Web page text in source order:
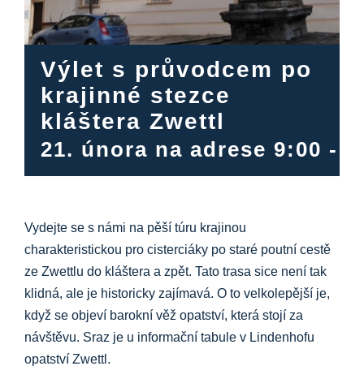
Výlet s průvodcem po
krajinné stezce
kláštera Zwettl
21. února na adrese 9:00 -
Vydejte se s námi na pěší túru krajinou
charakteristickou pro cisterciáky po staré poutní cestě
ze Zwettlu do kláštera a zpět. Tato trasa sice není tak
klidná, ale je historicky zajímavá. O to velkolepější je,
když se objeví barokní věž opatství, která stojí za
návštěvu. Sraz je u informační tabule v Lindenhofu
opatství Zwettl.